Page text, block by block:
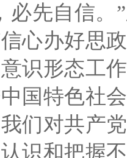
必先自信。
心办好思
识形态工
国特色社
们对共产
识和把握